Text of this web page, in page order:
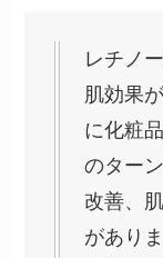
レチノ
肌効果
に化粧
のター
改善、
があり